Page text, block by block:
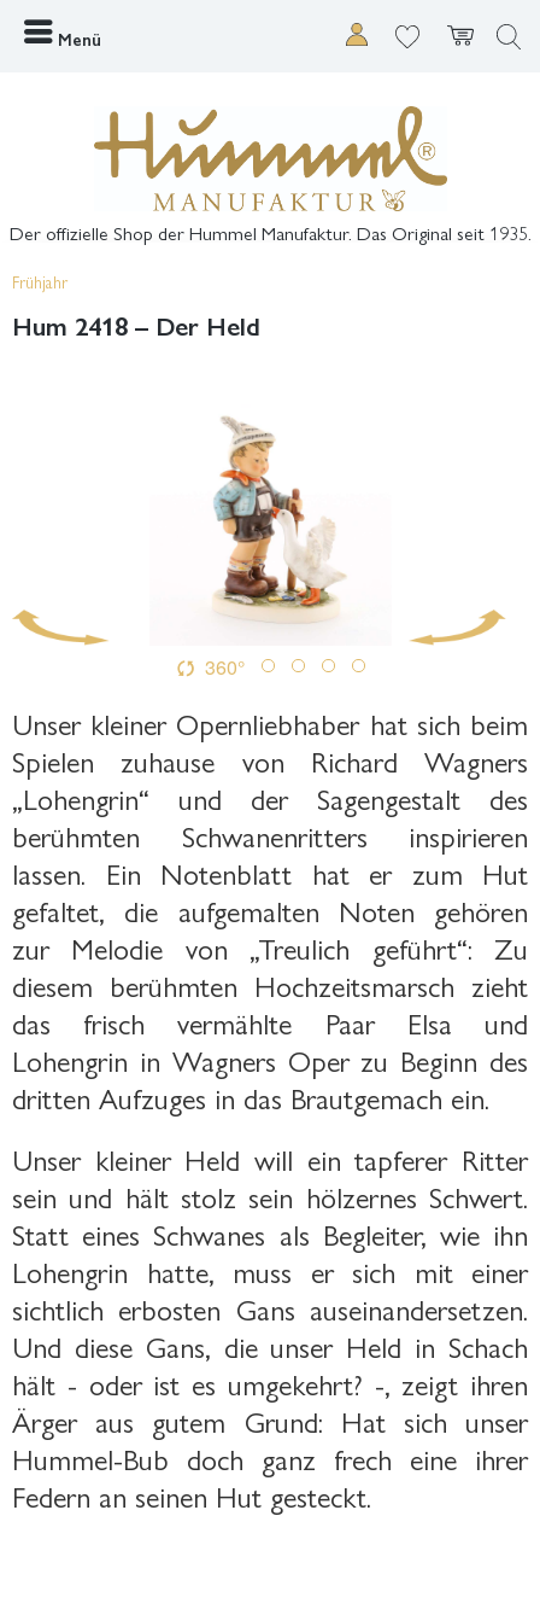
Menü
Der offizielle Shop der Hummel Manufaktur. Das Original seit 1935.
Frühjahr
Hum 2418 – Der Held
360°
Unser kleiner Opernliebhaber hat sich beim
Spielen zuhause von Richard Wagners
„Lohengrin“ und der Sagengestalt des
berühmten Schwanenritters inspirieren
lassen. Ein Notenblatt hat er zum Hut
gefaltet, die aufgemalten Noten gehören
zur Melodie von „Treulich geführt“: Zu
diesem berühmten Hochzeitsmarsch zieht
das frisch vermählte Paar Elsa und
Lohengrin in Wagners Oper zu Beginn des
dritten Aufzuges in das Brautgemach ein.
Unser kleiner Held will ein tapferer Ritter
sein und hält stolz sein hölzernes Schwert.
Statt eines Schwanes als Begleiter, wie ihn
Lohengrin hatte, muss er sich mit einer
sichtlich erbosten Gans auseinandersetzen.
Und diese Gans, die unser Held in Schach
hält - oder ist es umgekehrt? -, zeigt ihren
Ärger aus gutem Grund: Hat sich unser
Hummel-Bub doch ganz frech eine ihrer
Federn an seinen Hut gesteckt.